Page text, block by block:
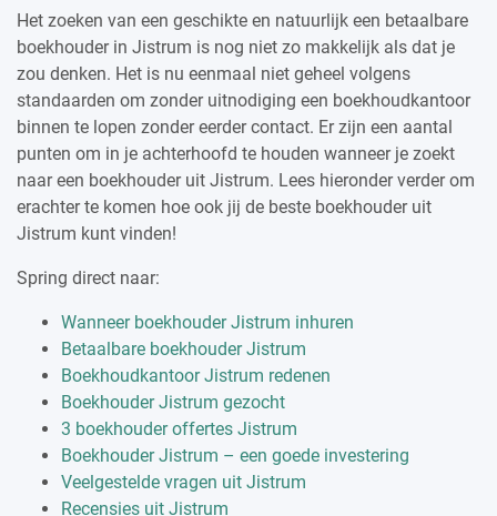
Het zoeken van een geschikte en natuurlijk een betaalbare
boekhouder in Jistrum is nog niet zo makkelijk als dat je
zou denken. Het is nu eenmaal niet geheel volgens
standaarden om zonder uitnodiging een boekhoudkantoor
binnen te lopen zonder eerder contact. Er zijn een aantal
punten om in je achterhoofd te houden wanneer je zoekt
naar een boekhouder uit Jistrum. Lees hieronder verder om
erachter te komen hoe ook jij de beste boekhouder uit
Jistrum kunt vinden!
Spring direct naar:
Wanneer boekhouder Jistrum inhuren
Betaalbare boekhouder Jistrum
Boekhoudkantoor Jistrum redenen
Boekhouder Jistrum gezocht
3 boekhouder offertes Jistrum
Boekhouder Jistrum – een goede investering
Veelgestelde vragen uit Jistrum
Recensies uit Jistrum